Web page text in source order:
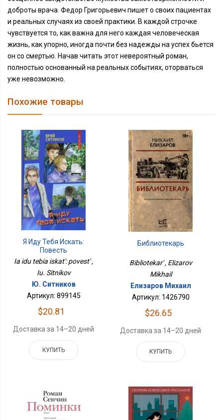
доброты врача. Федор Григорьевич пишет о своих пациентах
и реальных случаях из своей практики. В каждой строчке
чувствуется то, как важна для него каждая человеческая
жизнь, как упорно, иногда почти без надежды на успех бьется
он со смертью. Начав читать этот невероятный роман,
полностью основанный на реальных событиях, оторваться
уже невозможно.
Похожие товары
Я Иду Тебя Искать:
Повесть
Ia idu tebia iskat': povest' ,
Iu. Sitnikov
Ю. Ситников
Артикул: 899145
$20.81
Доставка за 14–20 дней
КУПИТЬ
Библиотекарь
Bibliotekar' , Elizarov
Mikhail
Елизаров Михаил
Артикул: 1426790
$26.65
Доставка за 14–20 дней
КУПИТЬ